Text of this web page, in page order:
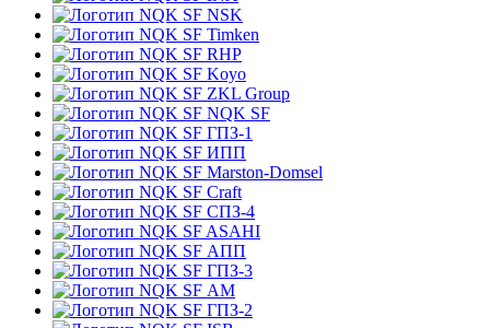
NSK
Timken
RHP
Koyo
ZKL Group
NQK SF
ГПЗ-1
ИПП
Marston-Domsel
Craft
СПЗ-4
ASAHI
АПП
ГПЗ-3
АМ
ГПЗ-2